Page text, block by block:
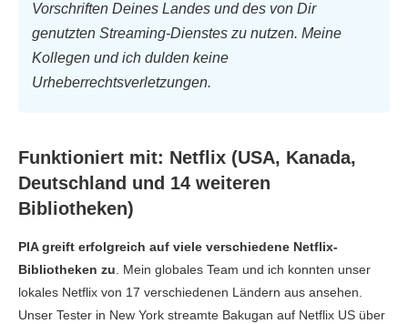
Vorschriften Deines Landes und des von Dir
genutzten Streaming-Dienstes zu nutzen. Meine
Kollegen und ich dulden keine
Urheberrechtsverletzungen.
Funktioniert mit: Netflix (USA, Kanada,
Deutschland und 14 weiteren
Bibliotheken)
PIA greift erfolgreich auf viele verschiedene Netflix-
Bibliotheken zu. Mein globales Team und ich konnten unser
lokales Netflix von 17 verschiedenen Ländern aus ansehen.
Unser Tester in New York streamte Bakugan auf Netflix US über